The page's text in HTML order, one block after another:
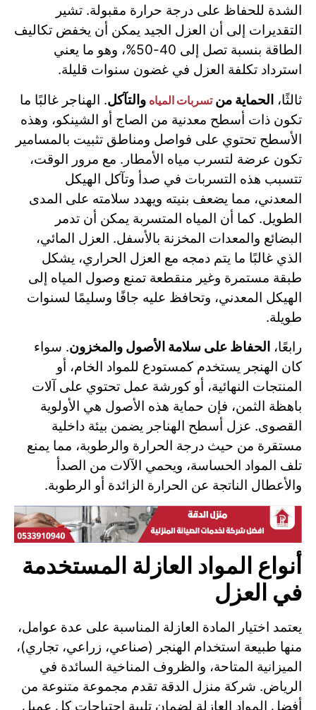
الشدة للحفاظ على درجة حرارة مقبولة. تشير
التقديرات إلى أن العزل الجيد يمكن أن يخفض تكاليف
الطاقة بنسبة تصل إلى 40-50%، وهو ما يعني
استرداد تكلفة العزل في غضون سنوات قليلة.
ثالثًا، الحماية منتسربات المياه والتآكل. الهناجر غالبًا ما
تكون ذات أسطح معدنية من الصاج أو الشينكو، وهذه
الأسطح تحتوي على فواصل ومناطق تثبيت بالمسامير
تكون عرضة لتسرب مياه الأمطار. مع مرور الوقت،
تتسبب هذه التسربات في صدأ وتآكل الهيكل
المعدني، مما يضعف بنيته ويهدد سلامته على المدى
الطويل. كما أن المياه المتسربة يمكن أن تدمر
البضائع والمعدات المخزنة بالأسفل. العزل المائي،
الذي غالبًا ما يتم دمجه مع العزل الحراري، يشكل
طبقة مستمرة وغير منقطعة تمنع وصول المياه إلى
الهيكل المعدني، وتحافظ عليه جافًا وسليمًا لسنوات
طويلة.
رابعًا، الحفاظ على سلامة الأصول والمخزون. سواء
كان الهنجر يستخدم كمستودع للمواد الخام، أو
المنتجات النهائية، أو كورشة عمل تحتوي على آلات
باهظة الثمن، فإن حماية هذه الأصول هي الأولوية
القصوى. عزل أسطح الهناجر يضمن بيئة داخلية
مستقرة من حيث درجة الحرارة والرطوبة، مما يمنع
تلف المواد الحساسة، ويحمي الآلات من الصدأ
والأعطال الناتجة عن الحرارة الزائدة أو الرطوبة.
أنواع المواد العازلة المستخدمة
في العزل
يعتمد اختيار المادة العازلة المناسبة على عدة عوامل،
منها طبيعة استخدام الهنجر (صناعي، زراعي، تجاري)،
الميزانية المتاحة، والظروف المناخية السائدة في
الرياض. شركة منزل الدقة تقدم مجموعة متنوعة من
أفضل المواد العازلة لضمان تلبية احتياجات كل عميل